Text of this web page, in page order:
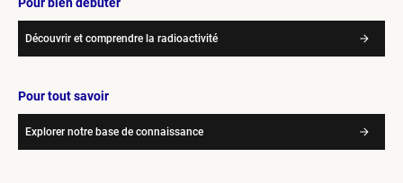
Découvrir et comprendre la radioactivité
Pour tout savoir
Explorer notre base de connaissance